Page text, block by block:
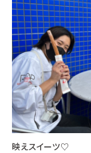
映えスイーツ♡